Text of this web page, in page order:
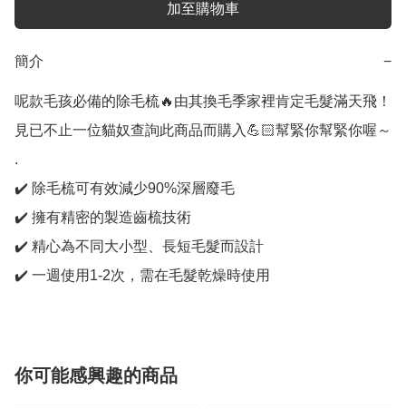
加至購物車
簡介 −
呢款毛孩必備的除毛梳🔥由其換毛季家裡肯定毛髮滿天飛！
見已不止一位貓奴查詢此商品而購入💪🏻幫緊你幫緊你喔～
.
✔️ 除毛梳可有效減少90%深層廢毛
✔️ 擁有精密的製造齒梳技術
✔️ 精心為不同大小型、長短毛髮而設計
✔️ 一週使用1-2次，需在毛髮乾燥時使用
你可能感興趣的商品